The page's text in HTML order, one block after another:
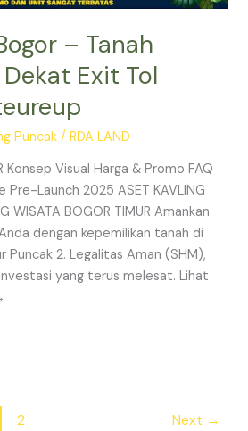
– Tanah
Exit Tol
Puncak /RDA LAND
Konsep Visual Harga & Promo FAQ
Pre-Launch 2025 ASET KAVLING
WISATA BOGOR TIMUR Amankan
dengan kepemilikan tanah di
Puncak 2. Legalitas Aman (SHM),
yang terus melesat. Lihat
2 Next →